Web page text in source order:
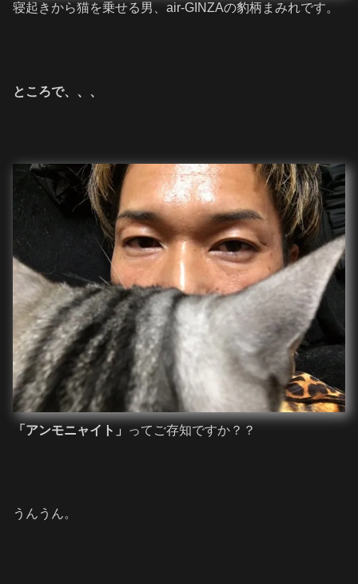
寝起きから猫を乗せる男、air-GINZAの豹柄まみれです。
ところで、、、
「アンモニャイト」 ってご存知ですか？？
うんうん。